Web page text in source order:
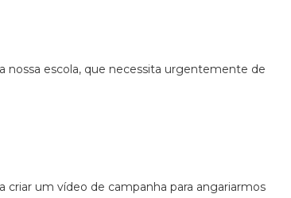
nossa escola, que necessita urgentemente de
criar um vídeo de campanha para angariarmos